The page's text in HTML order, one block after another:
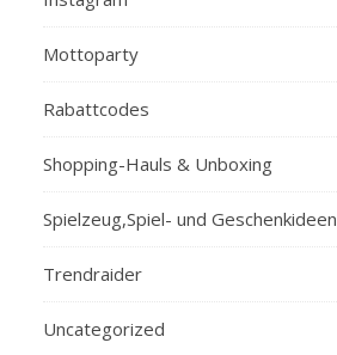
Mottoparty
Rabattcodes
Shopping-Hauls & Unboxing
Spielzeug,Spiel- und Geschenkideen
Trendraider
Uncategorized